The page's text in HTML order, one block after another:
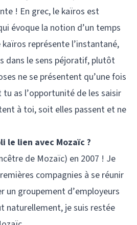
! En grec, le kaïros est
évoque la notion d’un temps
représente l’instantané,
dans le sens péjoratif, plutôt
ne se présentent qu’une fois
tu as l’opportunité de les saisir
à toi, soit elles passent et ne
le lien avec Mozaïc ?
de Mozaïc) en 2007 ! Je
compagnies à se réunir
un groupement d’employeurs
naturellement, je suis restée